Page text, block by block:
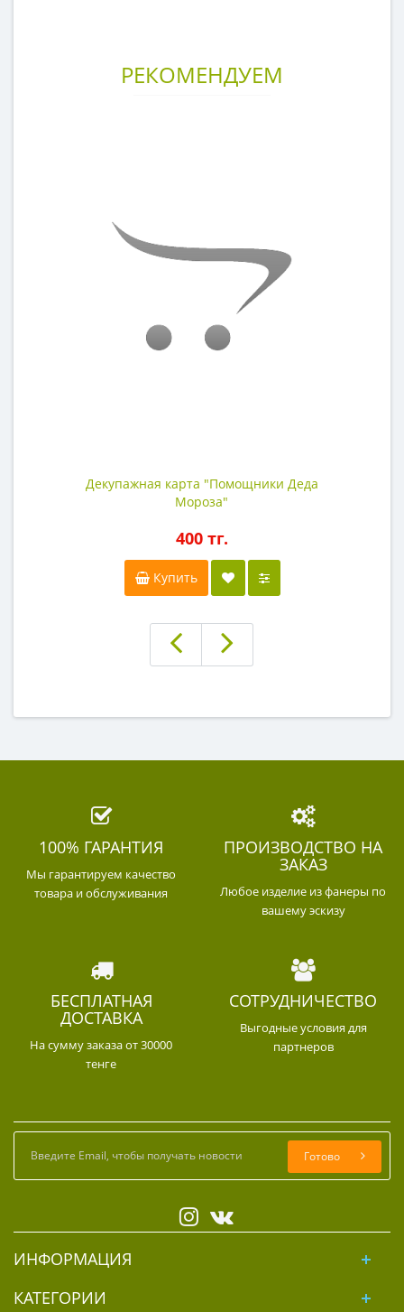
РЕКОМЕНДУЕМ
Декупажная карта "Помощники Деда
Мороза"
400 тг.
Купить
100% ГАРАНТИЯ
Мы гарантируем качество
товара и обслуживания
ПРОИЗВОДСТВО НА
ЗАКАЗ
Любое изделие из фанеры по
вашему эскизу
БЕСПЛАТНАЯ
ДОСТАВКА
На сумму заказа от 30000
тенге
СОТРУДНИЧЕСТВО
Выгодные условия для
партнеров
Готово
ИНФОРМАЦИЯ
КАТЕГОРИИ